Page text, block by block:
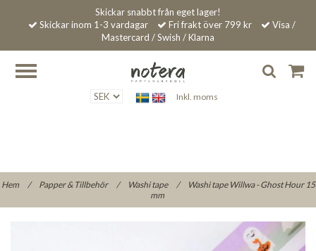
Skickar snabbt från eget lager!
Skickar inom 1-3 vardagar
Fri frakt över 799 kr
Visa /
Mastercard / Swish / Klarna
Inkl. moms
Hem / Papper & Tillbehör / Washi tape /
Washi tape Willwa - Ghost Hour 15
mm